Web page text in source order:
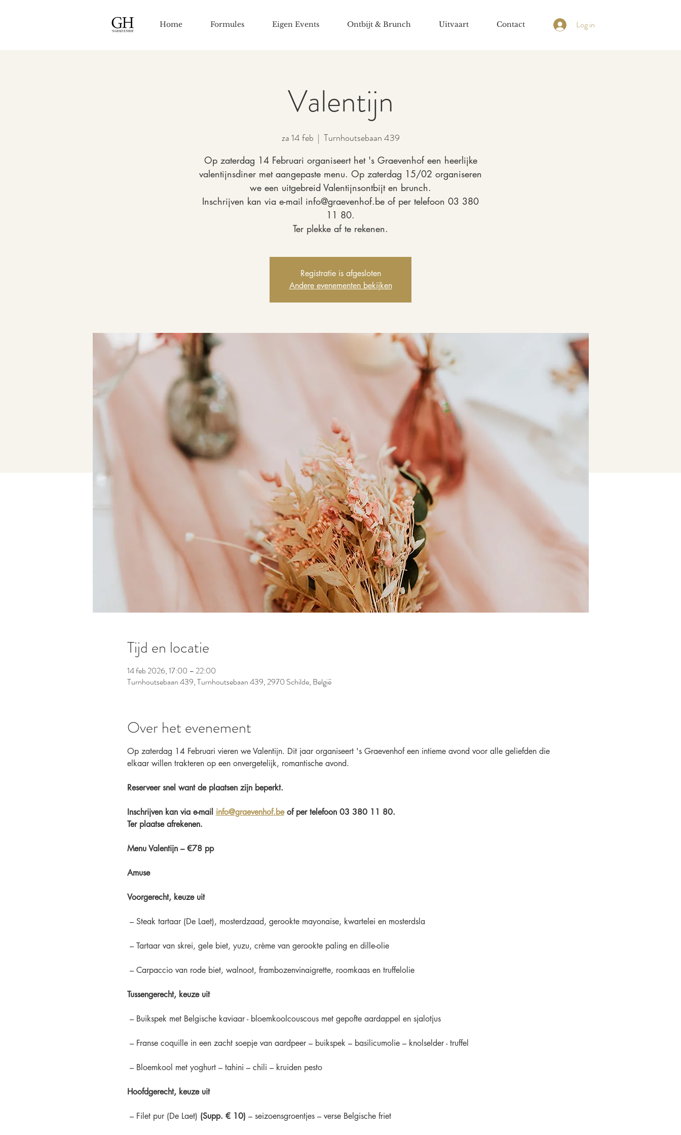
Home Formules Eigen Events Ontbijt & Brunch Uitvaart Contact Log in
Valentijn
za 14 feb
  |
Turnhoutsebaan 439
Op zaterdag 14 Februari organiseert het 's Graevenhof een heerlijke
valentijnsdiner met aangepaste menu. Op zaterdag 15/02 organiseren
we een uitgebreid Valentijnsontbijt en brunch.
Inschrijven kan via e-mail info@graevenhof.be of per telefoon 03 380
11 80.
Ter plekke af te rekenen.
Registratie is afgesloten
Andere evenementen bekijken
Tijd en locatie
14 feb 2026, 17:00 – 22:00
Turnhoutsebaan 439, Turnhoutsebaan 439, 2970 Schilde, België
Over het evenement
Op zaterdag 14 Februari vieren we Valentijn. Dit jaar organiseert 's Graevenhof een intieme avond voor alle geliefden die
elkaar willen trakteren op een onvergetelijk, romantische avond.
Reserveer snel want de plaatsen zijn beperkt.
Inschrijven kan via e-mail info@graevenhof.be of per telefoon 03 380 11 80.
Ter plaatse afrekenen.
Menu Valentijn – €78 pp
Amuse
Voorgerecht, keuze uit
– Steak tartaar (De Laet), mosterdzaad, gerookte mayonaise, kwartelei en mosterdsla
– Tartaar van skrei, gele biet, yuzu, crème van gerookte paling en dille-olie
– Carpaccio van rode biet, walnoot, frambozenvinaigrette, roomkaas en truffelolie
Tussengerecht, keuze uit
– Buikspek met Belgische kaviaar - bloemkoolcouscous met gepofte aardappel en sjalotjus
– Franse coquille in een zacht soepje van aardpeer – buikspek – basilicumolie – knolselder - truffel
– Bloemkool met yoghurt – tahini – chili – kruiden pesto
Hoofdgerecht, keuze uit
– Filet pur (De Laet) (Supp. € 10) – seizoensgroentjes – verse Belgische friet